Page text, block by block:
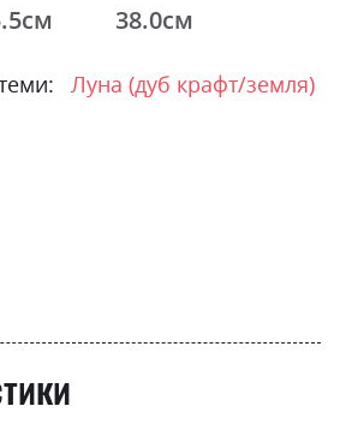
38.0см
Луна (дуб крафт/земля)